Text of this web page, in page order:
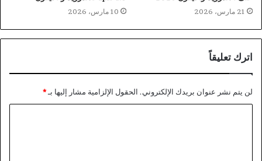
21 مارس، 2026 10 مارس، 2026
اترك تعليقاً
لن يتم نشر عنوان بريدك الإلكتروني. الحقول الإلزامية مشار إليها بـ*